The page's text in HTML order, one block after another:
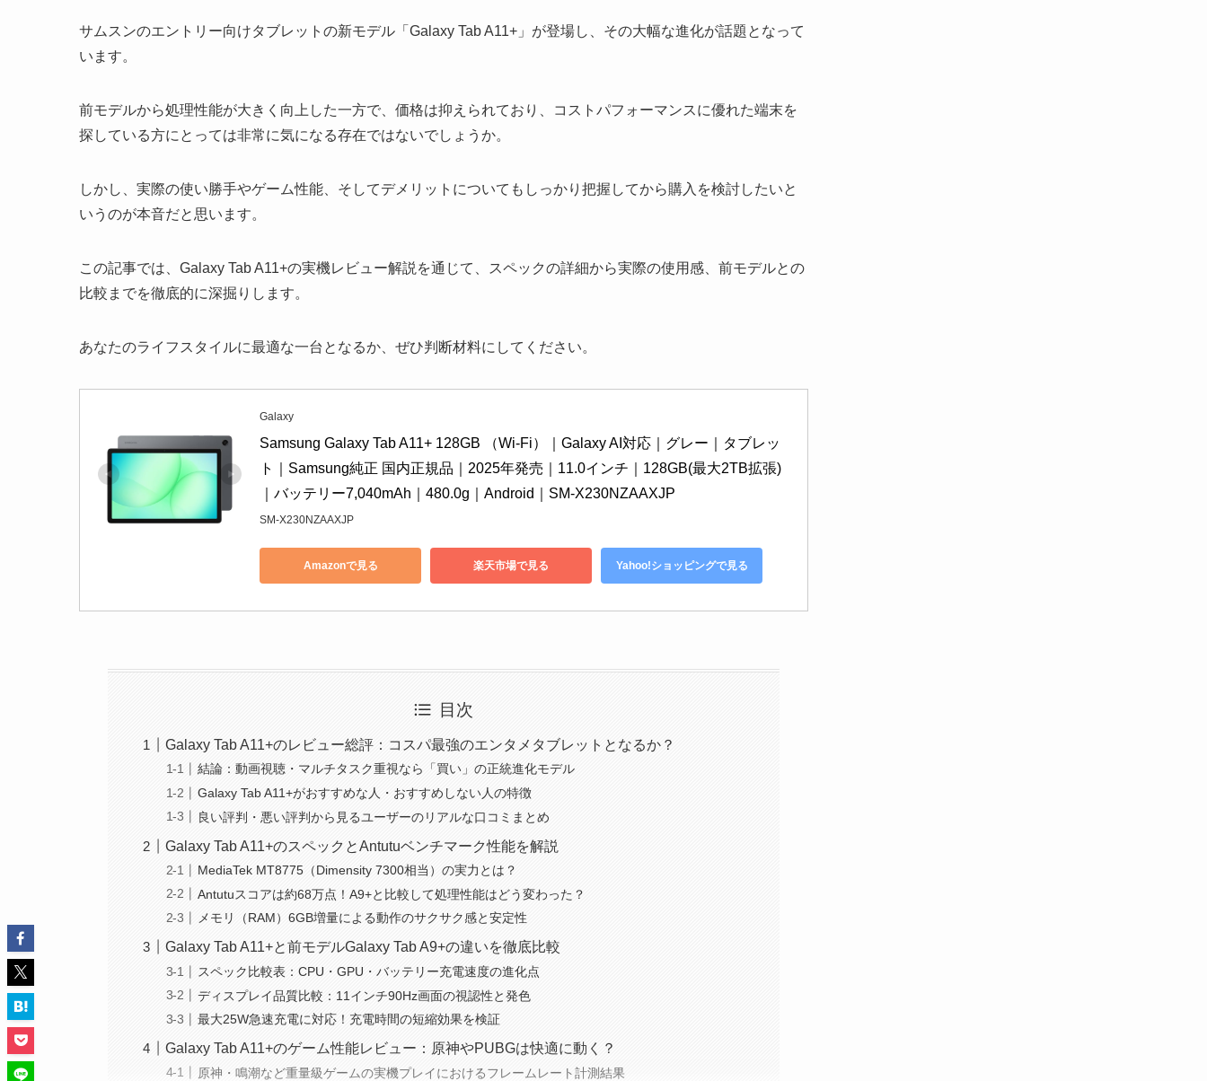
サムスンのエントリー向けタブレットの新モデル「Galaxy Tab A11+」が登場し、その大幅な進化が話題となって
います。
前モデルから処理性能が大きく向上した一方で、価格は抑えられており、コストパフォーマンスに優れた端末を
探している方にとっては非常に気になる存在ではないでしょうか。
しかし、実際の使い勝手やゲーム性能、そしてデメリットについてもしっかり把握してから購入を検討したいと
いうのが本音だと思います。
この記事では、Galaxy Tab A11+の実機レビュー解説を通じて、スペックの詳細から実際の使用感、前モデルとの
比較までを徹底的に深掘りします。
あなたのライフスタイルに最適な一台となるか、ぜひ判断材料にしてください。
Galaxy
Samsung Galaxy Tab A11+ 128GB （Wi-Fi）｜Galaxy AI対応｜グレー｜タブレッ
ト｜Samsung純正 国内正規品｜2025年発売｜11.0インチ｜128GB(最大2TB拡張)
｜バッテリー7,040mAh｜480.0g｜Android｜SM-X230NZAAXJP
SM-X230NZAAXJP
Amazonで見る 楽天市場で見る Yahoo!ショッピングで見る
目次
Galaxy Tab A11+のレビュー総評：コスパ最強のエンタメタブレットとなるか？
結論：動画視聴・マルチタスク重視なら「買い」の正統進化モデル
Galaxy Tab A11+がおすすめな人・おすすめしない人の特徴
良い評判・悪い評判から見るユーザーのリアルな口コミまとめ
Galaxy Tab A11+のスペックとAntutuベンチマーク性能を解説
MediaTek MT8775（Dimensity 7300相当）の実力とは？
Antutuスコアは約68万点！A9+と比較して処理性能はどう変わった？
メモリ（RAM）6GB増量による動作のサクサク感と安定性
Galaxy Tab A11+と前モデルGalaxy Tab A9+の違いを徹底比較
スペック比較表：CPU・GPU・バッテリー充電速度の進化点
ディスプレイ品質比較：11インチ90Hz画面の視認性と発色
最大25W急速充電に対応！充電時間の短縮効果を検証
Galaxy Tab A11+のゲーム性能レビュー：原神やPUBGは快適に動く？
原神・鳴潮など重量級ゲームの実機プレイにおけるフレームレート計測結果